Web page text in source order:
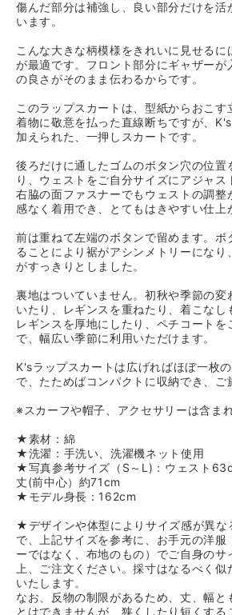
傷んだ部分は補強し、良い部分だけを活
います。
こんな大きな柄模様をきれいに見せるに
が最適です。フロント部分にギャザーが
の良さがそのまま伝わるからです。
このラップスカートは、型紙からおこす
着物に敬意を払った直線断ちですが、
加えられた、一押しスカートです。
後ろだけに通したゴムのボタン穴の位置
り、ウェストをご自分サイズにアジャス
右脇の面ファスナーでもウェストの調整
感なく着用でき、とてもはきやすい仕上
前は重ねて左端のボタンで留めます。ボ
ることにより裾がアシンメトリーになり
がすっきりとしました。
裏地はついていません。初秋や季節の変
いたり、レギンスを重ねたり、着こなし
レギンスを厚地にしたり、ペチコートを
で、幅広い季節に利用いただけます。
K'sラップスカートは広げればほぼ一枚
で、たためばコンパクトに収納でき、ご
※スカーフや帽子、アクセサリーは含まれ
★素材：綿
★洗濯：手洗い、洗濯機ネット使用
★写真参考サイズ（S～L)：ウェスト
丈(前中心）約71cm
★モデル身長：162cm
★デザインや体型によりサイズ感が異な
で、上記サイズを参考に、お手元の洋服
ーではなく、布地のもの）でご自身のサ
上、ご注文ください。採寸はなるべく
いたします。
なお、反物の制限があるため、丈、幅と
とはできませんが、狭くしたり短くする